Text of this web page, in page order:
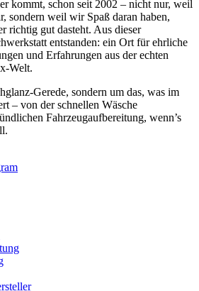
kommt, schon seit 2002 – nicht nur, weil
sondern weil wir Spaß daran haben,
richtig gut dasteht. Aus dieser
entstanden: ein Ort für ehrliche
und Erfahrungen aus der echten
Welt.
Gerede, sondern um das, was im
– von der schnellen Wäsche
Fahrzeugaufbereitung, wenn’s